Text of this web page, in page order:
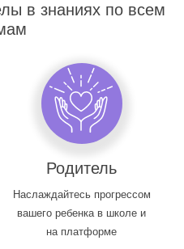
в знаниях по всем
Родитель
Наслаждайтесь прогрессом
вашего ребенка в школе и
на платформе